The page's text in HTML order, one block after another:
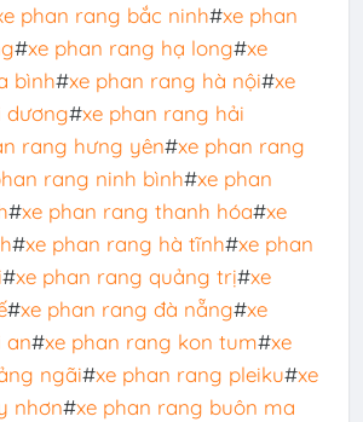
phan rang bắc ninh#xe phan
#xe phan rang hạ long#xe
bình#xe phan rang hà nội#xe
dương#xe phan rang hải
rang hưng yên#xe phan rang
rang ninh bình#xe phan
#xe phan rang thanh hóa#xe
#xe phan rang hà tĩnh#xe phan
#xe phan rang quảng trị#xe
#xe phan rang đà nẵng#xe
an#xe phan rang kon tum#xe
ngãi#xe phan rang pleiku#xe
nhơn#xe phan rang buôn ma